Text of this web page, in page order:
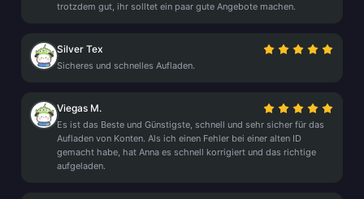
trotzdem gut, ihr solltet ein paar gute Angebote machen.
Silver Tex
Sicheres und schnelles Aufladen.
Viegas M.
Es ist das Beste und Günstigste, schnell und sehr sicher für das
Aufladen von Konten. Als ich einen Fehler bei einer alten ID
gemacht habe, hat Anna es schnell korrigiert und das richtige
aufgeladen.